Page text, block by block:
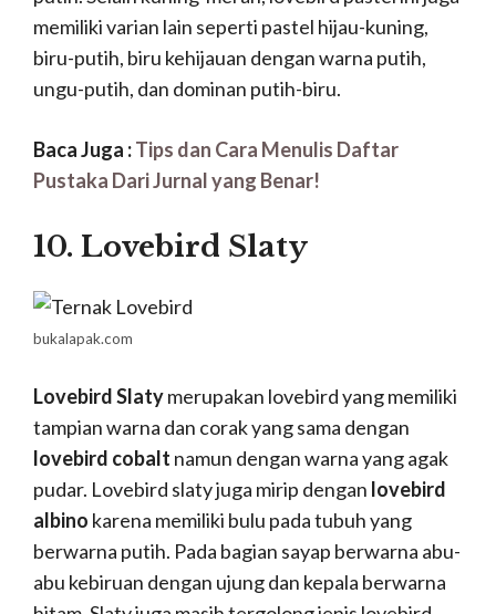
memiliki varian lain seperti pastel hijau-kuning,
biru-putih, biru kehijauan dengan warna putih,
ungu-putih, dan dominan putih-biru.
Baca Juga :Tips dan Cara Menulis Daftar
Pustaka Dari Jurnal yang Benar!
10. Lovebird Slaty
bukalapak.com
Lovebird Slatymerupakan lovebird yang memiliki
tampian warna dan corak yang sama dengan
lovebird cobalt namun dengan warna yang agak
pudar. Lovebird slaty juga mirip dengan lovebird
albino karena memiliki bulu pada tubuh yang
berwarna putih. Pada bagian sayap berwarna abu-
abu kebiruan dengan ujung dan kepala berwarna